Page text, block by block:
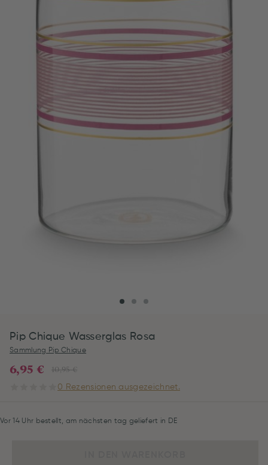
Pip Chique Wasserglas Rosa
Sammlung Pip Chique
10,95 €
6,95 €
0 Rezensionen ausgezeichnet.
Vor 14 Uhr bestellt, am nächsten tag geliefert in DE